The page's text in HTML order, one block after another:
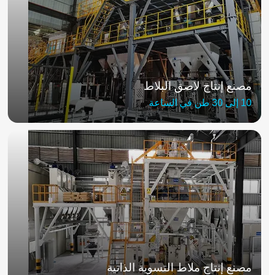
مصنع إنتاج لاصق البلاط
10 إلى 30 طن في الساعة
مصنع إنتاج ملاط التسوية الذاتية